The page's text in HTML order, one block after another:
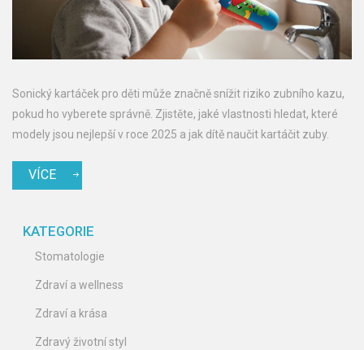
Sonický kartáček pro děti může značně snížit riziko zubního kazu,
pokud ho vyberete správně. Zjistěte, jaké vlastnosti hledat, které
modely jsou nejlepší v roce 2025 a jak dítě naučit kartáčit zuby.
VÍCE
KATEGORIE
Stomatologie
Zdraví a wellness
Zdraví a krása
Zdravý životní styl